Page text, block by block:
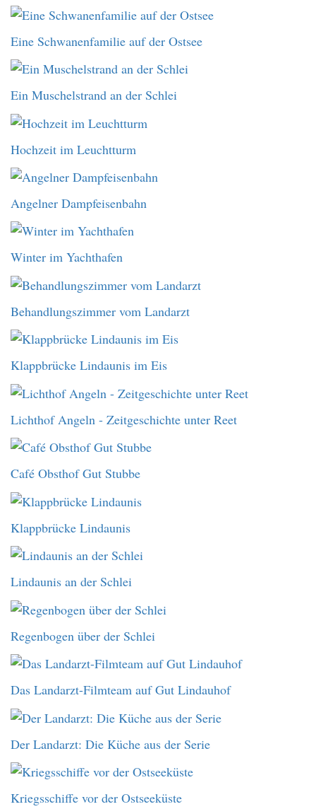
Eine Schwanenfamilie auf der Ostsee
Ein Muschelstrand an der Schlei
Hochzeit im Leuchtturm
Angelner Dampfeisenbahn
Winter im Yachthafen
Behandlungszimmer vom Landarzt
Klappbrücke Lindaunis im Eis
Lichthof Angeln - Zeitgeschichte unter Reet
Café Obsthof Gut Stubbe
Klappbrücke Lindaunis
Lindaunis an der Schlei
Regenbogen über der Schlei
Das Landarzt-Filmteam auf Gut Lindauhof
Der Landarzt: Die Küche aus der Serie
Kriegsschiffe vor der Ostseeküste